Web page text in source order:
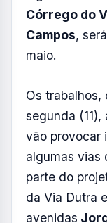
Matarazzo e
De acordo
15, 18, 19, 20
remarcados
necessidade
Nos dias 14,
região da
das obras